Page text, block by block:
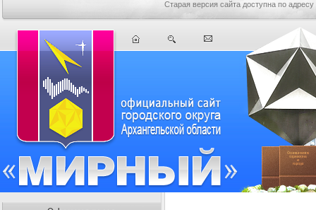
Старая версия сайта доступна по адресу